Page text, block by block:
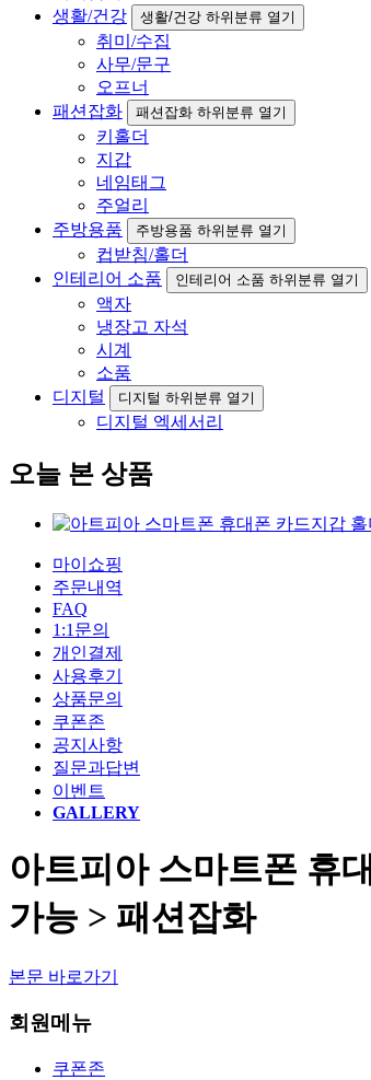
생활/건강
생활/건강 하위분류 열기
취미/수집
사무/문구
오프너
패션잡화
패션잡화 하위분류 열기
키홀더
지갑
네임태그
주얼리
주방용품
주방용품 하위분류 열기
컵받침/홀더
인테리어 소품
인테리어 소품 하위분류 열기
액자
냉장고 자석
시계
소품
디지털
디지털 하위분류 열기
디지털 엑세서리
오늘 본 상품
마이쇼핑
주문내역
FAQ
1:1문의
개인결제
사용후기
상품문의
쿠폰존
공지사항
질문과답변
이벤트
GALLERY
아트피아 스마트폰 휴
가능 > 패션잡화
본문 바로가기
회원메뉴
쿠폰존